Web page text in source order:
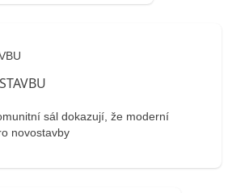
sál dokazují, že moderní
novostavby